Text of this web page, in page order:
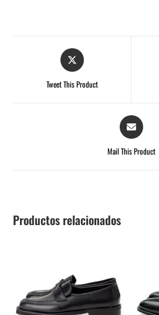
Tweet This Product
Mail This Product
Productos relacionados